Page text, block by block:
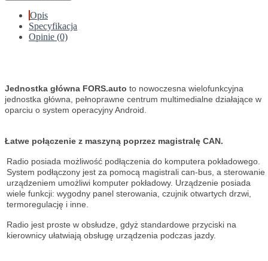
Opis
Specyfikacja
Opinie (0)
Jednostka główna FORS.auto to nowoczesna wielofunkcyjna
jednostka główna, pełnoprawne centrum multimedialne działające w
oparciu o system operacyjny Android.
Łatwe połączenie z maszyną poprzez magistralę CAN.
Radio posiada możliwość podłączenia do komputera pokładowego.
System podłączony jest za pomocą magistrali can-bus, a sterowanie
urządzeniem umożliwi komputer pokładowy. Urządzenie posiada
wiele funkcji: wygodny panel sterowania, czujnik otwartych drzwi,
termoregulację i inne.
Radio jest proste w obsłudze, gdyż standardowe przyciski na
kierownicy ułatwiają obsługę urządzenia podczas jazdy.